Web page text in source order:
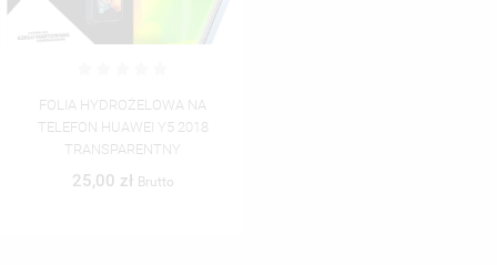
FOLIA HYDROŻELOWA NA
TELEFON HUAWEI Y5 2018
TRANSPARENTNY
25,00 zł Brutto